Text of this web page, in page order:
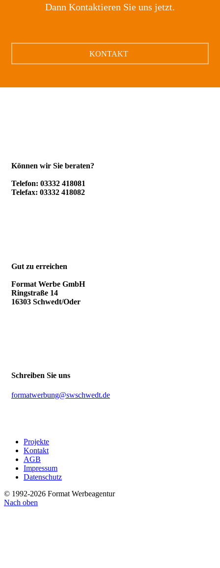
Dann Kontaktieren Sie uns jetzt.
KONTAKT
Können wir Sie beraten?
Telefon: 03332 418081
Telefax: 03332 418082
Gut zu erreichen
Format Werbe GmbH
Ringstraße 14
16303 Schwedt/Oder
Schreiben Sie uns
formatwerbung@swschwedt.de
Projekte
Kontakt
AGB
Impressum
Datenschutz
© 1992-2026 Format Werbeagentur
Nach oben